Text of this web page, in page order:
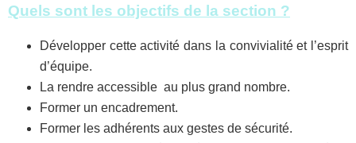
Quels sont les objectifs de la section ?
Développer cette activité dans la convivialité et l’esprit
d’équipe.
La rendre accessible au plus grand nombre.
Former un encadrement.
Former les adhérents aux gestes de sécurité.